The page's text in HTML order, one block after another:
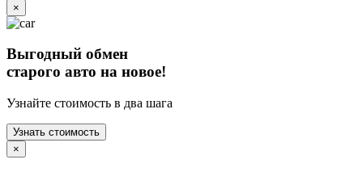
×
Выгодный обмен
старого авто на новое!
Узнайте стоимость в два шага
Узнать стоимость
×